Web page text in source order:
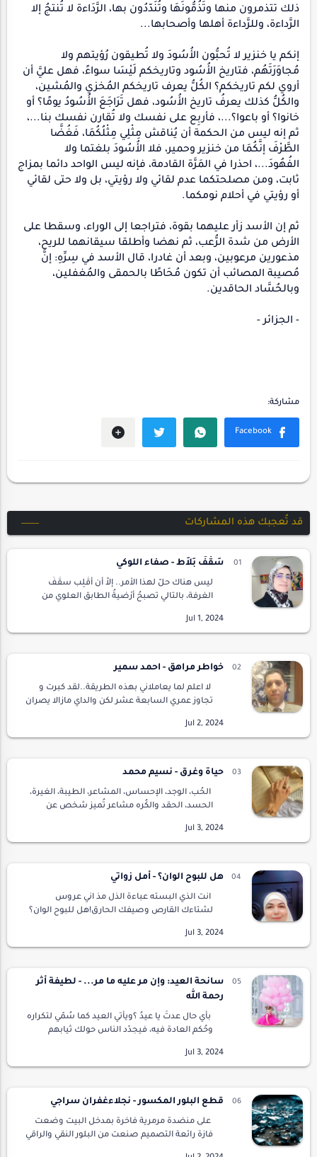
ذلك تتذمرون منها وتَذُمُّونَهَا وتُنَدّدُون بها، الرَّدَاءة لا تُنتجُ إلا
الرَّداءة، وللرَّداءة أهلها وأصحابها...
إنكم يا خنزير لا تُحبُّون الأُسُودَ ولا تُطيقون رُؤيتهم ولا
مُجاوَرَتَهُم، فتاريخ الأُسُود وتاريخكم لَيْسَا سواءً، فهل عليَّ أن
أروي لكم تاريخكم؟ الكُلُّ يعرف تاريخكم المُخزي والمُشين،
والكُلُّ كذلك يعرفُ تاريخ الأُسُود، فهل تَرَاجَعَ الأُسُودُ يومًا؟ أو
خانوا؟ أو باعوا؟...، فأربِع على نفسك ولا تُقارن نفسك بنا...،
ثم إنه ليس من الحكمة أن يُناقش مِثْلِي مِثْلُكُمَا، فَغُضَّا
الطَّرْفَ إنَّكُمَا من خنزير وحمير، فلا الأُسُودَ بلغتما ولا
الفُهُودَ...، احذرا في المَرَّة القادمة، فإنه ليس الواحد دائما بمزاج
ثابت، ومن مصلحتكما عدم لقائي ولا رؤيتي، بل ولا حتى لقائي
أو رؤيتي في أحلام نومكما.
ثم إن الأسد زأر عليهما بقوة، فتراجعا إلى الوراء، وسقطا على
الأرض من شدة الرُّعب، ثم نهضا وأطلقا سيقانهما للريح،
مذعورين مرعوبين، وبعد أن غادرا، قال الأسد في سِرِّهِ: إنَّ
مُصيبة المصائب أن تكون مُحَاطًا بالحمقى والمُغفلين،
وبالحُسَّاد الحاقدين.
- الجزائر -
قد تُعجبك هذه المشاركات
سَقْفٌ بَلاَط - صفاء اللوكي
ليس هناك حلّ لهذا الأمر.. إلاّ أن أقْلِب سقْفَ
الغرفة، بالتالي تصبحُ أرْضيةُ الطابق العلوي من
مهما، المهم أن أتخلص من هذا الكابوس!ثم إن
خواطر مراهق - احمد سمير
لا اعلم لما يعاملاني بهذه الطريقة..لقد كبرت و
تجاوز عمري السابعة عشر لكن والداي مازالا يصران
يدرك والداي أنني قد تجاوزت مرحلة الط…
حياة وغرق - نسيم محمد
الحُب، الوجد، الإحساس، المشاعر، الطيبة، الغيرة،
الحسد، الحقد والكُره مشاعر تُميز شخص عن
الحيوانات دون إحساس؛ لأنها كُلها مخلوقات…
هل للبوح الوان؟ - أمل زواتي
انت الذي البسته عباءة الذل مذ اني عروس
لشتاءك القارص وصيفك الحارق!هل للبوح الوان؟
تحبني!وتراقصكَ بمعطفك تستجدي لقمة العيش
سانحة العيد: وإن مر عليه ما مر... - لطيفة أثر
رحمة الله
بأي حال عدتَ يا عيدُ ؟ويأتي العيد كما سُمّي لتكراره
وحُكم العادة فيه، فيجدّد الناس حولك ثيابهم
الكاذبة، كأنّ المغزى من هذا اليوم …
قطع البلور المكسور - نجلاءغفران سراجي
على منضدة مرمرية فاخرة بمدخل البيت وضعت
فازة رائعة التصميم صنعت من البلور النقي والراقي